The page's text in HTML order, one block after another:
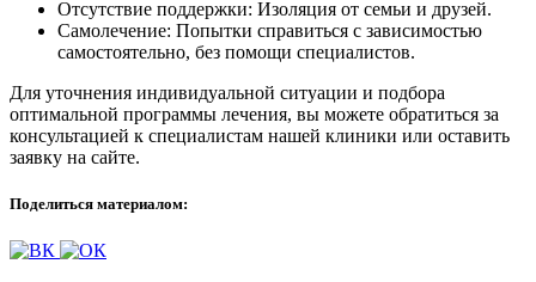
Отсутствие поддержки: Изоляция от семьи и друзей.
Самолечение: Попытки справиться с зависимостью
самостоятельно, без помощи специалистов.
Для уточнения индивидуальной ситуации и подбора
оптимальной программы лечения, вы можете обратиться за
консультацией к специалистам нашей клиники или оставить
заявку на сайте.
Поделиться материалом: